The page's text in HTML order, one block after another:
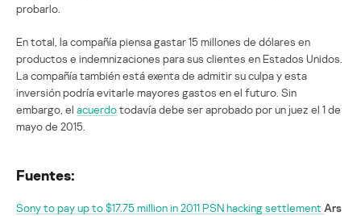
probarlo.
En total, la compañía piensa gastar 15 millones de dólares en
productos e indemnizaciones para sus clientes en Estados Unidos.
La compañía también está exenta de admitir su culpa y esta
inversión podría evitarle mayores gastos en el futuro. Sin
embargo, el acuerdotodavía debe ser aprobado por un juez el 1 de
mayo de 2015.
Fuentes:
Sony to pay up to $17.75 million in 2011 PSN hacking settlement Ars